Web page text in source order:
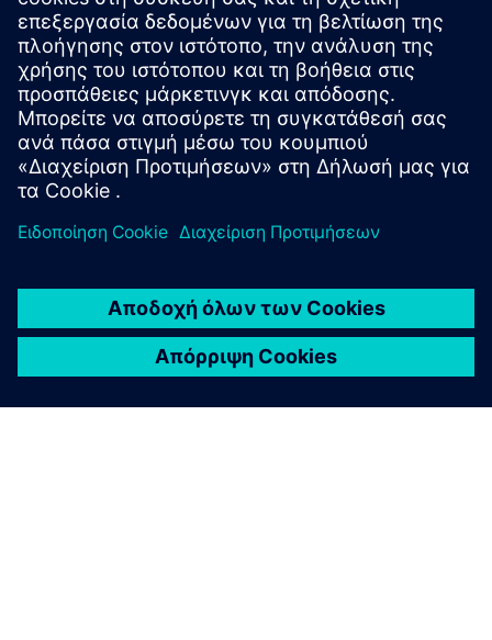
10117 Βερολίνο
Γερμανία
Επικοινωνήστε μαζί μας:
artsprogram.communications@siemens.com
Προγράμματα &
πρωτοβουλίες